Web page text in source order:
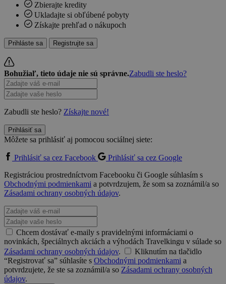
Zbierajte kredity
Ukladajte si obľúbené pobyty
Získajte prehľad o nákupoch
Prihláste sa Registrujte sa
Bohužiaľ, tieto údaje nie sú správne.Zabudli ste heslo?
Zabudli ste heslo? Získajte nové!
Prihlásiť sa
Môžete sa prihlásiť aj pomocou sociálnej siete:
Prihlásiť sa cez Facebook
Prihlásiť sa cez Google
Registráciou prostredníctvom Facebooku či Google súhlasím s
Obchodnými podmienkami a potvrdzujem, že som sa zoznámil/a so
Zásadami ochrany osobných údajov.
Chcem dostávať e-maily s pravidelnými informáciami o
novinkách, špeciálnych akciách a výhodách Travelkingu v súlade so
Zásadami ochrany osobných údajov.
Kliknutím na tlačidlo
“Registrovať sa” súhlasíte s Obchodnými podmienkami a
potvrdzujete, že ste sa zoznámil/a so Zásadami ochrany osobných
údajov.